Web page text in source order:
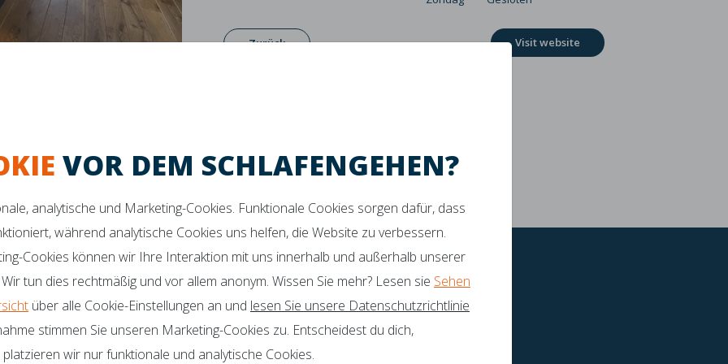
VOR DEM SCHLAFENGEHEN?
analytische und Marketing-Cookies. Funktionale Cookies sorgen dafür, dass
während analytische Cookies uns helfen, die Website zu verbessern.
Cookies können wir Ihre Interaktion mit uns innerhalb und außerhalb unserer
tun dies rechtmäßig und vor allem anonym. Wissen Sie mehr? Lesen sie Sehen
über alle Cookie-Einstellungen an und lesen Sie unsere Datenschutzrichtlinie
stimmen Sie unseren Marketing-Cookies zu. Entscheidest du dich,
wir nur funktionale und analytische Cookies.
Zurück Visit website
Schlafklima Maximaler Komfort Verbesserte Unterstützung
SIE NOCH FRAGEN?
243050
Zertifikate